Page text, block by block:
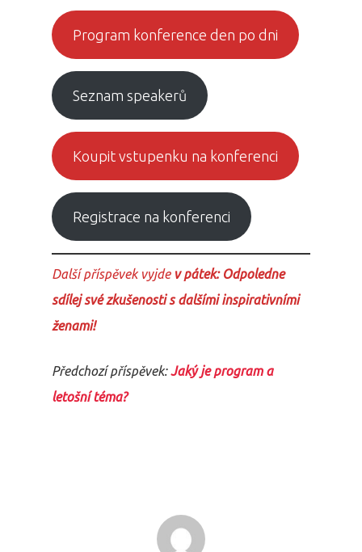
Program konference den po dni
Seznam speakerů
Koupit vstupenku na konferenci
Registrace na konferenci
Další příspěvek vyjde v pátek: Odpoledne
sdílej své zkušenosti s dalšími inspirativními
ženami!
Předchozí příspěvek: Jaký je program a
letošní téma?